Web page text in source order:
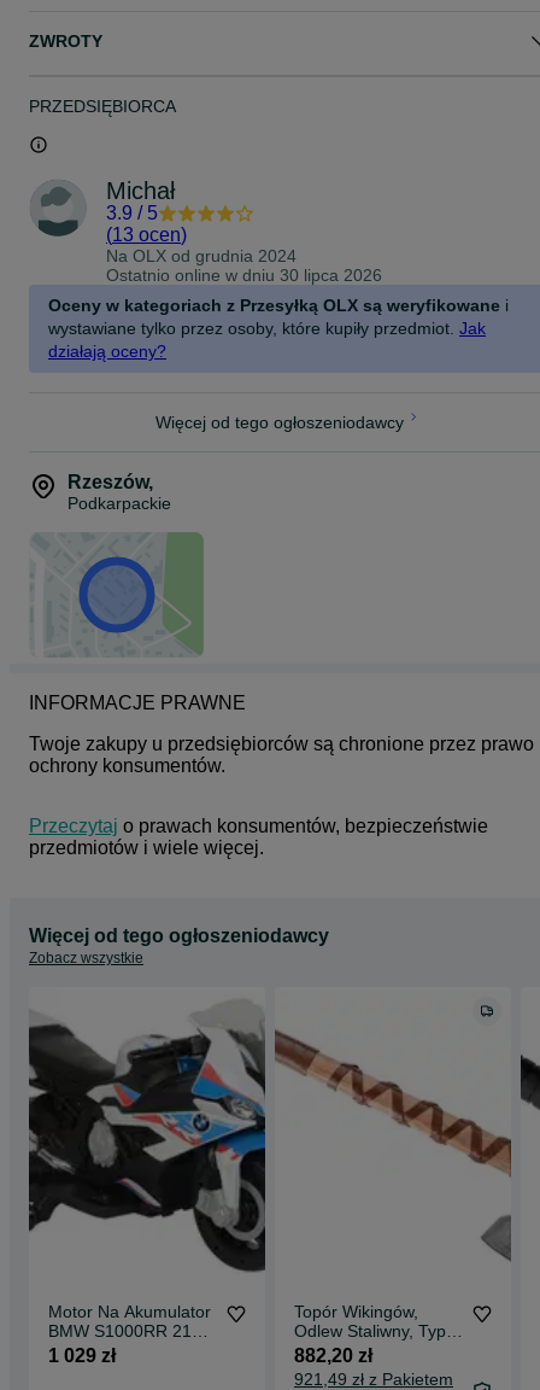
Waga zestawu: 8 kg
Drewniana obudowa z laminowanego drewna
Najwyższa jakość produkcji Manopoulos - tradycyjnego greckiego
ZWROTY
PRZEDSIĘBIORCA
Michał
3.9 / 5
(13 ocen)
Na OLX od grudnia 2024
Ostatnio online w dniu 30 lipca 2026
Oceny w kategoriach z Przesyłką OLX są weryfikowane i
wystawiane tylko przez osoby, które kupiły przedmiot. Jak
działają oceny?
Więcej od tego ogłoszeniodawcy
Rzeszów,
Podkarpackie
INFORMACJE PRAWNE
Twoje zakupy u przedsiębiorców są chronione przez prawo
ochrony konsumentów.
Przeczytaj o prawach konsumentów, bezpieczeństwie
przedmiotów i wiele więcej.
Więcej od tego ogłoszeniodawcy
Zobacz wszystkie
Motor Na Akumulator
BMW S1000RR 2156
Biały
1 029 zł
Topór Wikingów,
Odlew Staliwny, Typ
E, Z Grawerem I
Skórzaną Osłoną Bm
882,20 zł
921,49 zł z Pakietem